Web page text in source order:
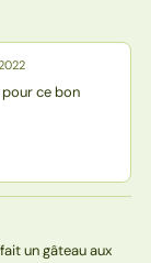
pour ce bon
un gâteau aux